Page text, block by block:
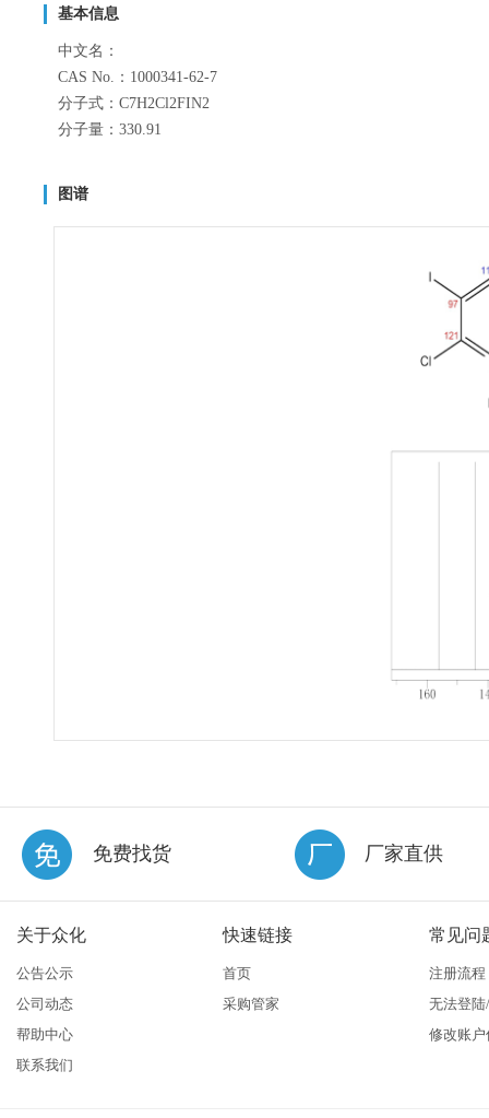
基本信息
中文名：
CAS No.：1000341-62-7
分子式：C7H2Cl2FIN2
分子量：330.91
图谱
免费找货 厂家直供
关于众化
公告公示
公司动态
帮助中心
联系我们
快速链接
首页
采购管家
常见问
注册流程
无法登
修改账户